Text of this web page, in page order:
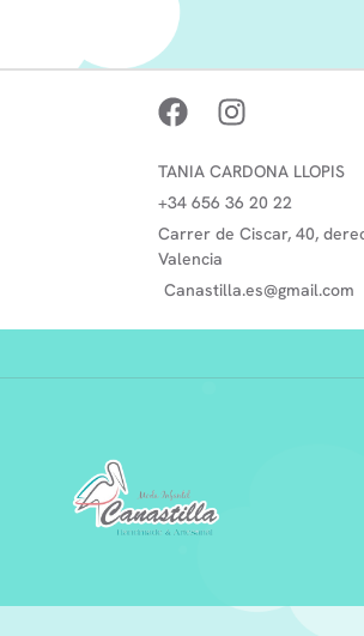
TANIA CARDONA LLOPIS
+34 656 36 20 22
Carrer de Ciscar, 40,
Valencia
Canastilla.es@gmail.com